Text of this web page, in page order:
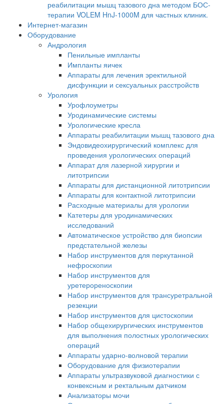
реабилитации мышц тазового дна методом БОС-
терапии VOLEM HnJ-1000M для частных клиник.
Интернет-магазин
Оборудование
Андрология
Пенильные импланты
Импланты яичек
Аппараты для лечения эректильной
дисфункции и сексуальных расстройств
Урология
Урофлоуметры
Уродинамические системы
Урологические кресла
Аппараты реабилитации мышц тазового дна
Эндовидеохирургический комплекс для
проведения урологических операций
Аппарат для лазерной хирургии и
литотрипсии
Аппараты для дистанционной литотрипсии
Аппараты для контактной литотрипсии
Расходные материалы для урологии
Катетеры для уродинамических
исследований
Автоматическое устройство для биопсии
предстательной железы
Набор инструментов для перкутанной
нефроскопии
Набор инструментов для
уретерореноскопии
Набор инструментов для трансуретральной
резекции
Набор инструментов для цистоскопии
Набор общехирургических инструментов
для выполнения полостных урологических
операций
Аппараты ударно-волновой терапии
Оборудование для физиотерапии
Аппараты ультразвуковой диагностики с
конвексным и ректальным датчиком
Анализаторы мочи